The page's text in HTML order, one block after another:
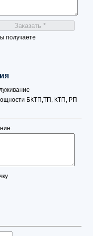
получаете
БКТП,ТП, КТП, РП